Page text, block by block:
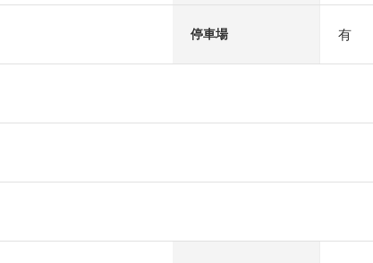
停車場 有